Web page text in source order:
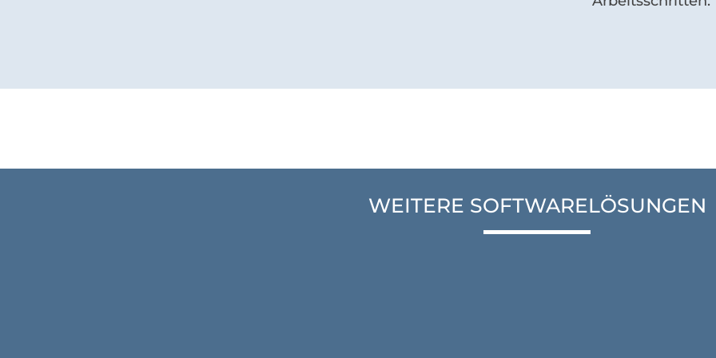
WEITERE SOFTWARELÖSUNGEN